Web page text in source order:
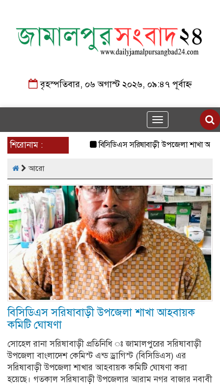
বৃহস্পতিবার, ০৬ অগাস্ট ২০২৬, ০৯:৪৭ পূর্বাহ্ন
Toggle
navigation
শিরোনাম :
বিসিডিএস সরিষাবাড়ী উপজেলা শাখা আহবায়ক
আরো
বিসিডিএস সরিষাবাড়ী উপজেলা শাখা আহবায়ক
কমিটি ঘোষণা
সোহেল রানা সরিষাবাড়ী প্রতিনিধি ঃ জামালপুরের সরিষাবাড়ী
উপজেলা বাংলাদেশ কেমিস্ট এন্ড ড্রাগিস্ট (বিসিডিএস) এর
সরিষাবাড়ী উপজেলা শাখার আহবায়ক কমিটি ঘোষণা করা
হয়েছে। গতকাল সরিষাবাড়ী উপজেলার আরাম নগর বাজার নবাবী